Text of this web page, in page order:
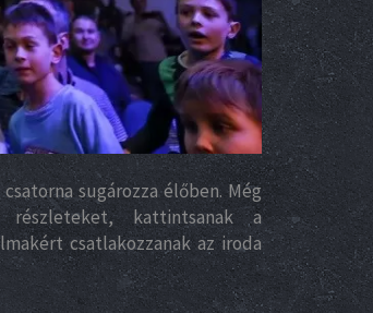
sugározza élőben. Még
részleteket, kattintsanak a
csatlakozzanak az iroda